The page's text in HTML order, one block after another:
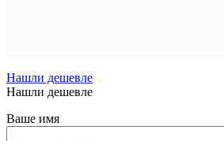
Нашли дешевле
Нашли дешевле
Ваше имя